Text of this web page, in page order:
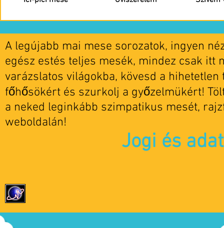
A legújabb mai mese sorozatok, ingyen
egész estés teljes mesék, mindez csak itt
varázslatos világokba, kövesd a
főhősökért és szurkolj a győzelmükért!
a neked leginkább szimpatikus mesét,
weboldalán!
Jogi és